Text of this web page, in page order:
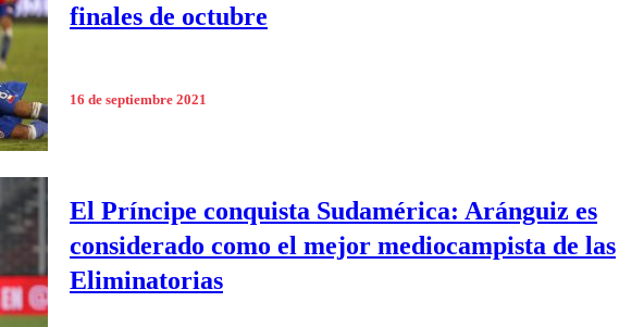
finales de octubre
16 de septiembre 2021
El Príncipe conquista Sudamérica: Aránguiz es
considerado como el mejor mediocampista de las
Eliminatorias